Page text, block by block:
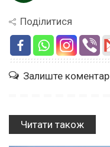
Поділитися
Залиште коментар
Читати також